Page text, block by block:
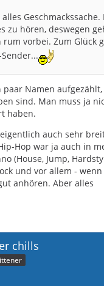
zu hören, deswegen
vorbei. Zum Glück
Namen
sind. Man muss ja
haben.
auch sehr
Hop war ja auch in
(House, Jump,
und vor allem -
anhören. Aber alles
chills